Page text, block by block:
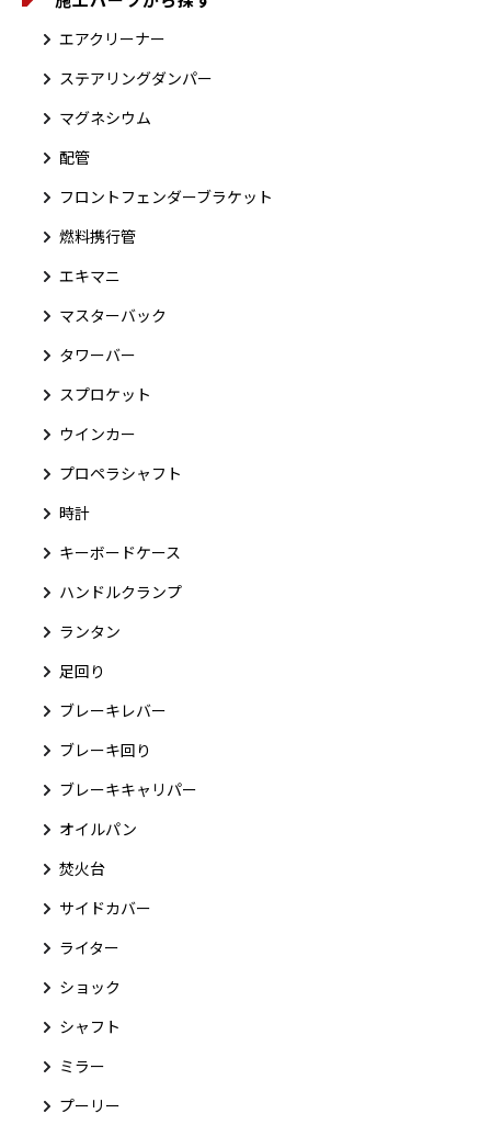
エアクリーナー
ステアリングダンパー
マグネシウム
配管
フロントフェンダーブラケット
燃料携行管
エキマニ
マスターバック
タワーバー
スプロケット
ウインカー
プロペラシャフト
時計
キーボードケース
ハンドルクランプ
ランタン
足回り
ブレーキレバー
ブレーキ回り
ブレーキキャリパー
オイルパン
焚火台
サイドカバー
ライター
ショック
シャフト
ミラー
プーリー